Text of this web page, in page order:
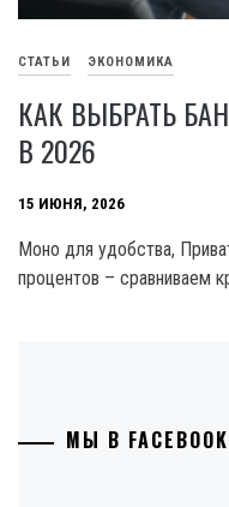
СТАТЬИ ЭКОНОМИКА
КАК ВЫБРАТЬ
В 2026
15 ИЮНЯ, 2026
Моно для удобства,
процентов – сравниваем
МЫ В FACEBOOK